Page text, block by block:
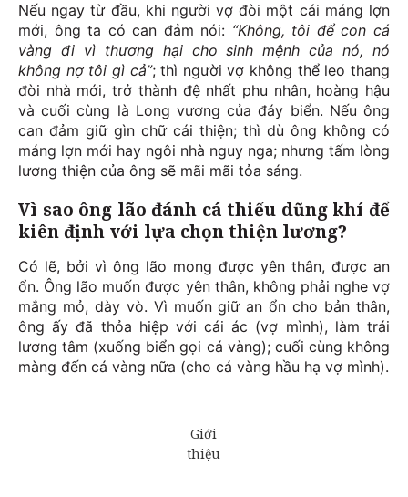
Nếu ngay từ đầu, khi người vợ đòi một cái máng lợn
mới, ông ta có can đảm nói: “Không, tôi để con cá
vàng đi vì thương hại cho sinh mệnh của nó, nó
không nợ tôi gì cả”; thì người vợ không thể leo thang
đòi nhà mới, trở thành đệ nhất phu nhân, hoàng hậu
và cuối cùng là Long vương của đáy biển. Nếu ông
can đảm giữ gìn chữ cái thiện; thì dù ông không có
máng lợn mới hay ngôi nhà nguy nga; nhưng tấm lòng
lương thiện của ông sẽ mãi mãi tỏa sáng.
Vì sao ông lão đánh cá thiếu dũng khí để
kiên định với lựa chọn thiện lương?
Có lẽ, bởi vì ông lão mong được yên thân, được an
ổn. Ông lão muốn được yên thân, không phải nghe vợ
mắng mỏ, dày vò. Vì muốn giữ an ổn cho bản thân,
ông ấy đã thỏa hiệp với cái ác (vợ mình), làm trái
lương tâm (xuống biển gọi cá vàng); cuối cùng không
màng đến cá vàng nữa (cho cá vàng hầu hạ vợ mình).